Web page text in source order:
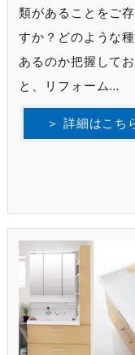
類があることをご
すか？どのような
あるのか把握してお
と、リフォーム…
＞ 詳細はこち